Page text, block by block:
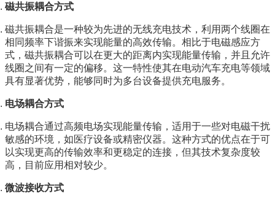
磁共振耦合方式
磁共振耦合是一种较为先进的无线充电技术，利用两个线圈在
相同频率下谐振来实现能量的高效传输。相比于电磁感应方
式，磁共振耦合可以在更大的距离内实现能量传输，并且允许
线圈之间有一定的偏移。这一特性使其在电动汽车充电等领域
具有显著优势，能够同时为多台设备提供充电服务。
电场耦合方式
电场耦合通过高频电场实现能量传输，适用于一些对电磁干扰
敏感的环境，如医疗设备或精密仪器。这种方式的优点在于可
以实现更高的传输效率和更稳定的连接，但其技术复杂度较
高，目前应用相对较少。
微波接收方式